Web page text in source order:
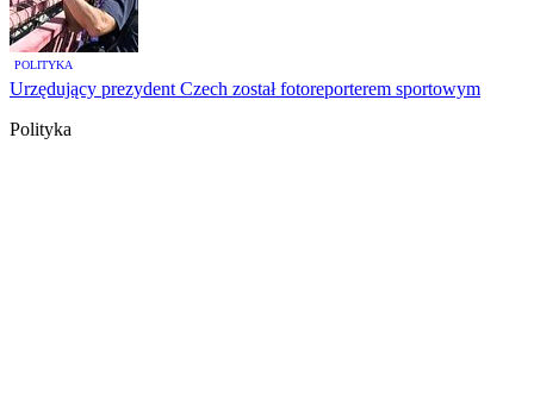
POLITYKA
Urzędujący prezydent Czech został fotoreporterem sportowym
Polityka